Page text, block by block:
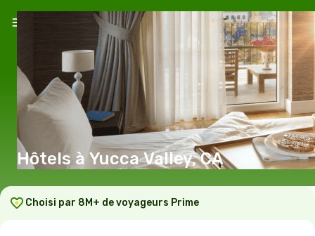
Hôtels à Yucca Valley, CA
Choisi par 8M+ de voyageurs Prime